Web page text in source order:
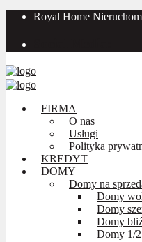
Royal Home
FIRMA
O nas
Usługi
Polityka
KREDYT
DOMY
Domy na
Domy
Domy
Domy
Domy 1/2